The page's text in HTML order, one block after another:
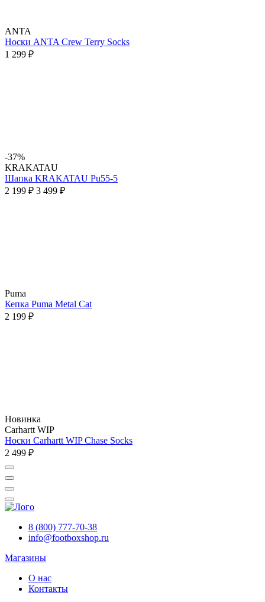
ANTA
Носки ANTA Crew Terry Socks
1 299 ₽
-37%
KRAKATAU
Шапка KRAKATAU Pu55-5
2 199 ₽ 3 499 ₽
Puma
Кепка Puma Metal Cat
2 199 ₽
Новинка
Carhartt WIP
Носки Carhartt WIP Chase Socks
2 499 ₽
8 (800) 777-70-38
info@footboxshop.ru
Магазины
О нас
Контакты